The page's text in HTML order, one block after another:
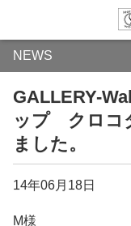
NEWS
GALLERY-
ップ クロコ
ました。
14年06月18日
M様